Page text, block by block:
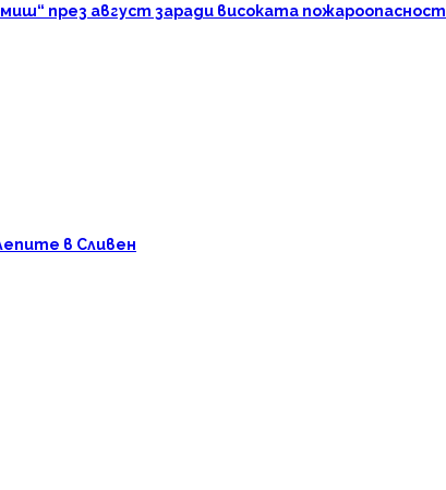
през август заради високата пожароопасност
в Сливен